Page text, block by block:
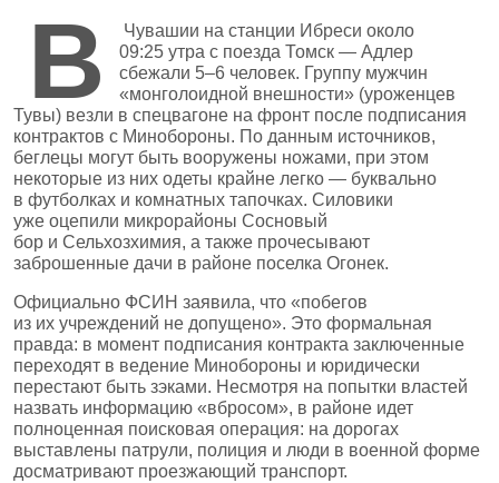
В
Чувашии на станции Ибреси около
09:25 утра с поезда Томск — Адлер
сбежали 5–6 человек. Группу мужчин
«монголоидной внешности» (уроженцев
Тувы) везли в спецвагоне на фронт после подписания
контрактов с Минобороны. По данным источников,
беглецы могут быть вооружены ножами, при этом
некоторые из них одеты крайне легко — буквально
в футболках и комнатных тапочках. Силовики
уже оцепили микрорайоны Сосновый
бор и Сельхозхимия, а также прочесывают
заброшенные дачи в районе поселка Огонек.
Официально ФСИН заявила, что «побегов
из их учреждений не допущено». Это формальная
правда: в момент подписания контракта заключенные
переходят в ведение Минобороны и юридически
перестают быть зэками. Несмотря на попытки властей
назвать информацию «вбросом», в районе идет
полноценная поисковая операция: на дорогах
выставлены патрули, полиция и люди в военной форме
досматривают проезжающий транспорт.